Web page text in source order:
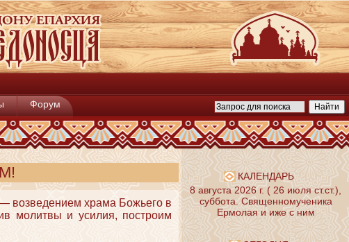
Форум
возведением храма Божьего в
молитвы и усилия, построим
КАЛЕНДАРЬ
8 августа 2026 г. ( 26 июля ст.ст.),
суббота. Священномученика
Ермолая и иже с ним